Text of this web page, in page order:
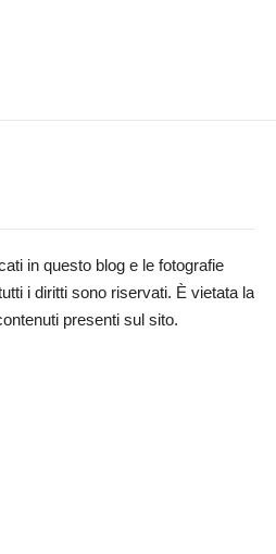
in questo blog e le fotografie
i diritti sono riservati. È vietata la
presenti sul sito.